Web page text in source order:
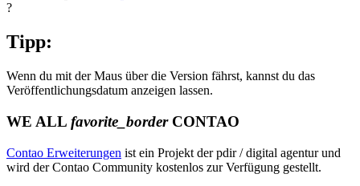
?
Tipp:
Wenn du mit der Maus über die Version fährst, kannst du das
Veröffentlichungsdatum anzeigen lassen.
WE ALL favorite_borderCONTAO
Contao Erweiterungen ist ein Projekt der pdir / digital agentur und
wird der Contao Community kostenlos zur Verfügung gestellt.